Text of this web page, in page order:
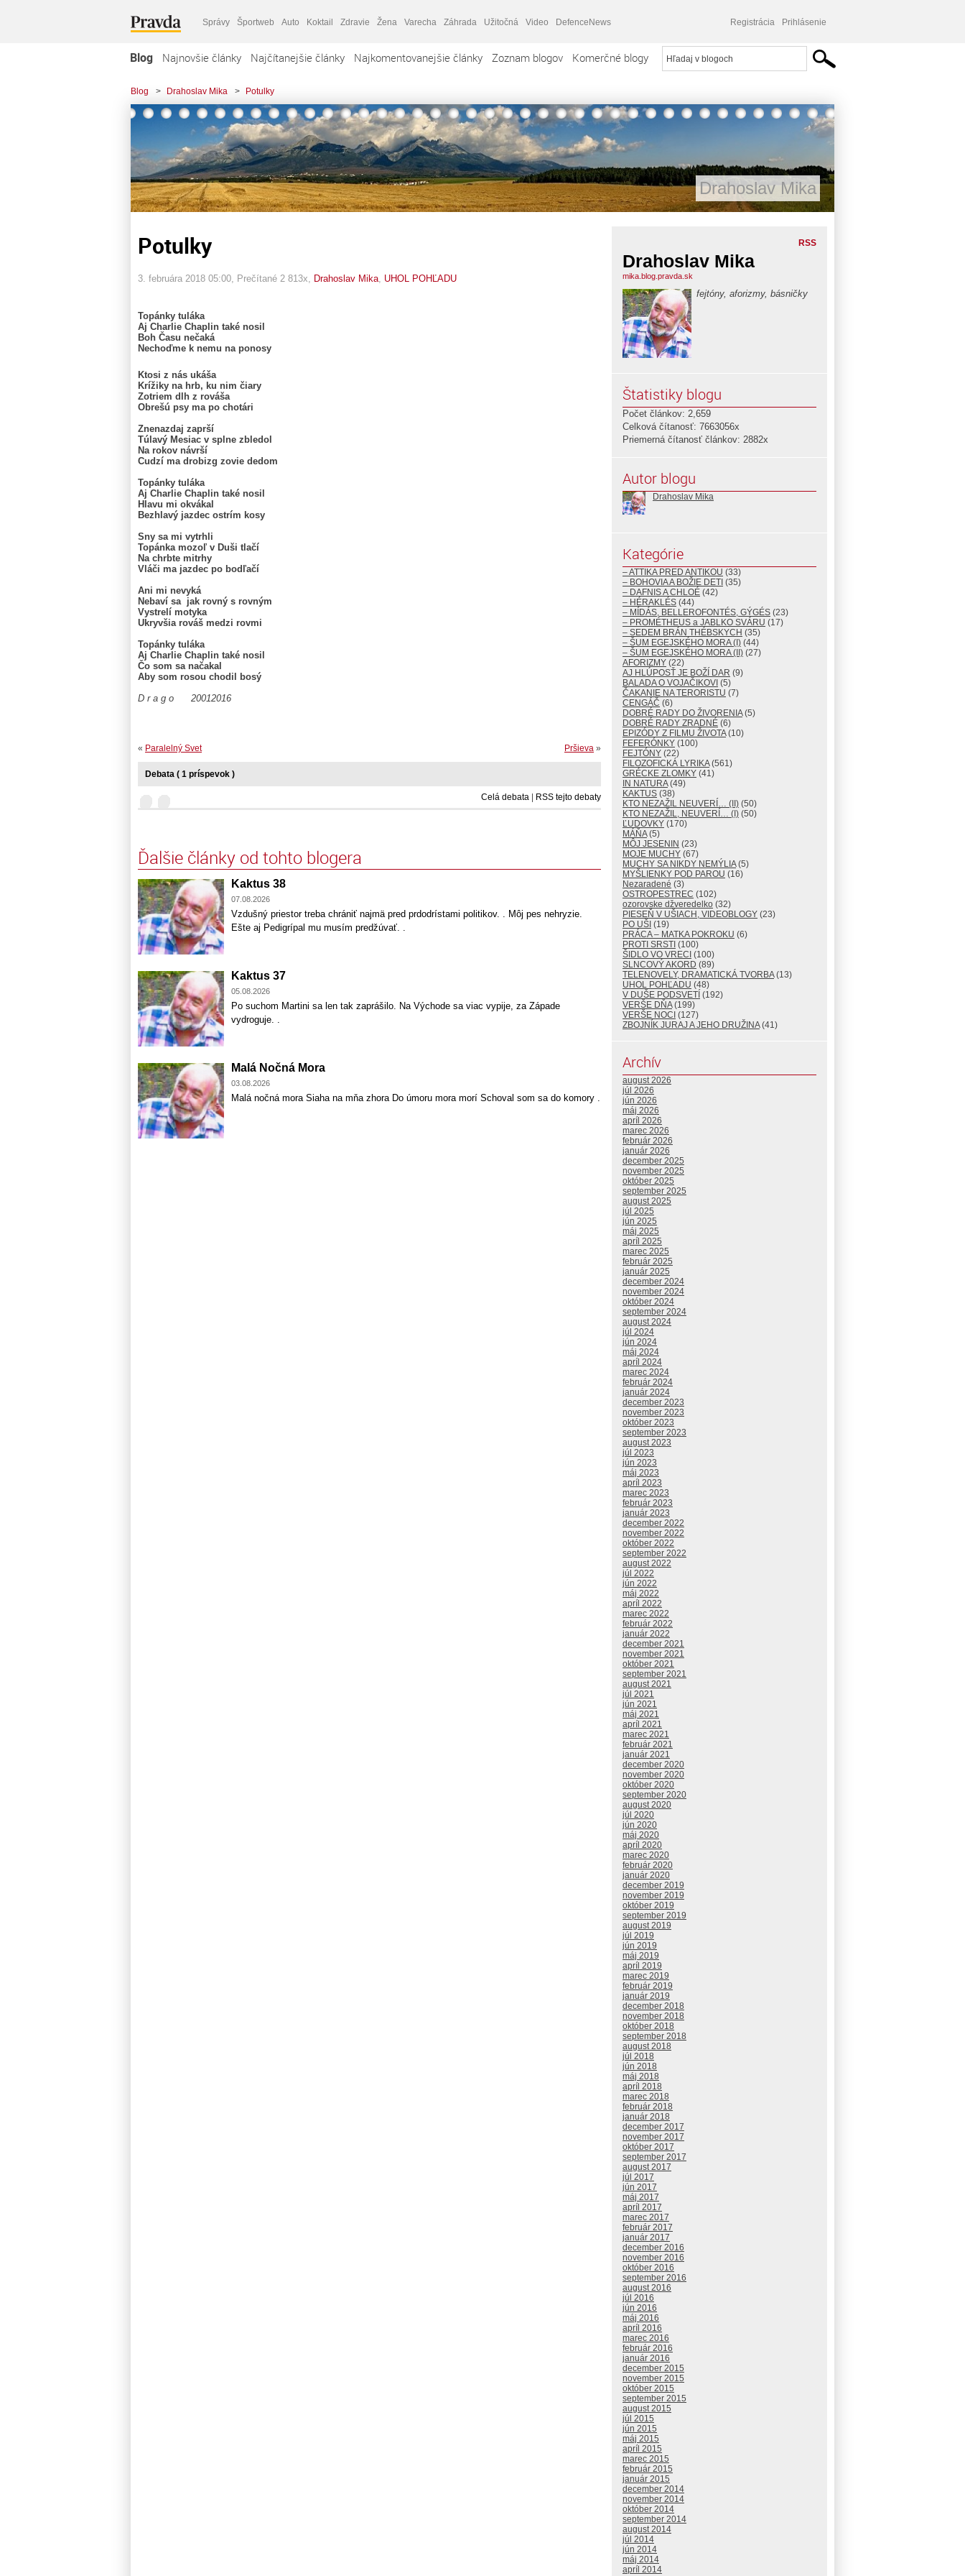
Správy Športweb Auto Koktail Zdravie Žena Varecha Záhrada Užitočná Video DefenceNews Registrácia Prihlásenie
Blog Najnovšie články Najčítanejšie články Najkomentovanejšie články Zoznam blogov Komerčné blogy
Blog > Drahoslav Mika > Potulky
Drahoslav Mika
Potulky
3. februára 2018 05:00 , Prečítané 2 813x, Drahoslav Mika UHOL POHĽADU
Topánky tuláka
Aj Charlie Chaplin také nosil
Boh Času nečaká
Nechoďme k nemu na ponosy
Ktosi z nás ukáša
Krížiky na hrb, ku nim čiary
Zotriem dlh z rováša
Obrešú psy ma po chotári
Znenazdaj zaprší
Túlavý Mesiac v splne zbledol
Na rokov návrší
Cudzí ma drobizg zovie dedom
Topánky tuláka
Aj Charlie Chaplin také nosil
Hlavu mi okvákal
Bezhlavý jazdec ostrím kosy
Sny sa mi vytrhli
Topánka mozoľ v Duši tlačí
Na chrbte mitrhy
Vláči ma jazdec po bodľačí
Ani mi nevyká
Nebaví sa jak rovný s rovným
Vystrelí motyka
Ukryvšia rováš medzi rovmi
Topánky tuláka
Aj Charlie Chaplin také nosil
Čo som sa načakal
Aby som rosou chodil bosý
D r a g o 20012016
Pršieva »
« Paralelný Svet
Debata ( 1 príspevok )
Celá debata | RSS tejto debaty
Ďalšie články od tohto blogera
Kaktus 38
07.08.2026
Vzdušný priestor treba chrániť najmä pred prdodrístami politikov. . Môj pes nehryzie.
Ešte aj Pedigrípal mu musím predžúvať. .
Kaktus 37
05.08.2026
Po suchom Martini sa len tak zaprášilo. Na Východe sa viac vypije, za Západe
vydroguje. .
Malá Nočná Mora
03.08.2026
Malá nočná mora Siaha na mňa zhora Do úmoru mora morí Schoval som sa do komory .
RSS
Drahoslav Mika
mika.blog.pravda.sk
fejtóny, aforizmy, básničky
Štatistiky blogu
Počet článkov: 2,659
Celková čítanosť: 7663056x
Priemerná čítanosť článkov: 2882x
Autor blogu
Drahoslav Mika
Kategórie
– ATTIKA PRED ANTIKOU (33)
– BOHOVIA A BOŽIE DETI (35)
– DAFNIS A CHLOÉ (42)
– HÉRAKLÉS (44)
– MÍDÁS, BELLEROFONTÉS, GÝGÉS (23)
– PROMÉTHEUS a JABLKO SVÁRU (17)
– SEDEM BRÁN THÉBSKYCH (35)
– ŠUM EGEJSKÉHO MORA (I) (44)
– ŠUM EGEJSKÉHO MORA (II) (27)
AFORIZMY (22)
AJ HLÚPOSŤ JE BOŽÍ DAR (9)
BALADA O VOJAČIKOVI (5)
ČAKANIE NA TERORISTU (7)
CENGÁČ (6)
DOBRÉ RADY DO ŽIVORENIA(5)
DOBRÉ RADY ZRADNÉ (6)
EPIZÓDY Z FILMU ŽIVOTA(10)
FEFERÓNKY (100)
FEJTÓNY (22)
FILOZOFICKÁ LYRIKA(561)
GRÉCKE ZLOMKY (41)
IN NATURA(49)
KAKTUS (38)
KTO NEZAŽIL NEUVERÍ… (II) (50)
KTO NEZAŽIL, NEUVERÍ… (I) (50)
ĽUDOVKY (170)
MÁŇA(5)
MÔJ JESENIN (23)
MOJE MUCHY (67)
MUCHY SA NIKDY NEMÝLIA(5)
MYŠLIENKY POD PAROU (16)
Nezaradené (3)
OSTROPESTREC (102)
ozorovske džveredelko (32)
PIESEŇ V UŠIACH, VIDEOBLOGY (23)
PO UŠI (19)
PRÁCA – MATKA POKROKU (6)
PROTI SRSTI (100)
ŠIDLO VO VRECI (100)
SLNCOVÝ AKORD (89)
TELENOVELY, DRAMATICKÁ TVORBA(13)
UHOL POHĽADU (48)
V DUŠE PODSVETÍ (192)
VERŠE DŇA(199)
VERŠE NOCI (127)
ZBOJNÍK JURAJ A JEHO DRUŽINA(41)
Archív
august 2026
júl 2026
jún 2026
máj 2026
apríl 2026
marec 2026
február 2026
január 2026
december 2025
november 2025
október 2025
september 2025
august 2025
júl 2025
jún 2025
máj 2025
apríl 2025
marec 2025
február 2025
január 2025
december 2024
november 2024
október 2024
september 2024
august 2024
júl 2024
jún 2024
máj 2024
apríl 2024
marec 2024
február 2024
január 2024
december 2023
november 2023
október 2023
september 2023
august 2023
júl 2023
jún 2023
máj 2023
apríl 2023
marec 2023
február 2023
január 2023
december 2022
november 2022
október 2022
september 2022
august 2022
júl 2022
jún 2022
máj 2022
apríl 2022
marec 2022
február 2022
január 2022
december 2021
november 2021
október 2021
september 2021
august 2021
júl 2021
jún 2021
máj 2021
apríl 2021
marec 2021
február 2021
január 2021
december 2020
november 2020
október 2020
september 2020
august 2020
júl 2020
jún 2020
máj 2020
apríl 2020
marec 2020
február 2020
január 2020
december 2019
november 2019
október 2019
september 2019
august 2019
júl 2019
jún 2019
máj 2019
apríl 2019
marec 2019
február 2019
január 2019
december 2018
november 2018
október 2018
september 2018
august 2018
júl 2018
jún 2018
máj 2018
apríl 2018
marec 2018
február 2018
január 2018
december 2017
november 2017
október 2017
september 2017
august 2017
júl 2017
jún 2017
máj 2017
apríl 2017
marec 2017
február 2017
január 2017
december 2016
november 2016
október 2016
september 2016
august 2016
júl 2016
jún 2016
máj 2016
apríl 2016
marec 2016
február 2016
január 2016
december 2015
november 2015
október 2015
september 2015
august 2015
júl 2015
jún 2015
máj 2015
apríl 2015
marec 2015
február 2015
január 2015
december 2014
november 2014
október 2014
september 2014
august 2014
júl 2014
jún 2014
máj 2014
apríl 2014